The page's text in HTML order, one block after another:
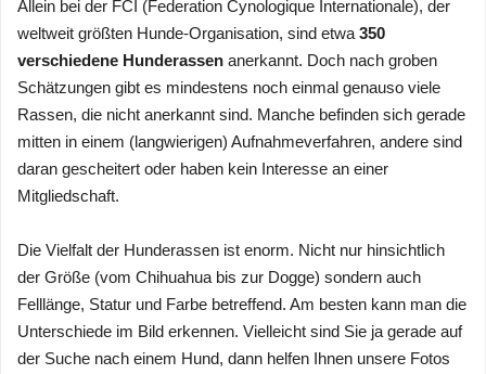
Allein bei der FCI (Federation Cynologique Internationale), der
weltweit größten Hunde-Organisation, sind etwa 350
verschiedene Hunderassen anerkannt. Doch nach groben
Schätzungen gibt es mindestens noch einmal genauso viele
Rassen, die nicht anerkannt sind. Manche befinden sich gerade
mitten in einem (langwierigen) Aufnahmeverfahren, andere sind
daran gescheitert oder haben kein Interesse an einer
Mitgliedschaft.
Die Vielfalt der Hunderassen ist enorm. Nicht nur hinsichtlich
der Größe (vom Chihuahua bis zur Dogge) sondern auch
Felllänge, Statur und Farbe betreffend. Am besten kann man die
Unterschiede im Bild erkennen. Vielleicht sind Sie ja gerade auf
der Suche nach einem Hund, dann helfen Ihnen unsere Fotos